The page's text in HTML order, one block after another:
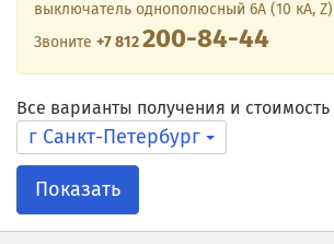
выключатель однополюсный 6А (10 кА, Z)
Звоните +7 812200-84-44
Все варианты получения и стоимость
г Санкт-Петербург
Показать